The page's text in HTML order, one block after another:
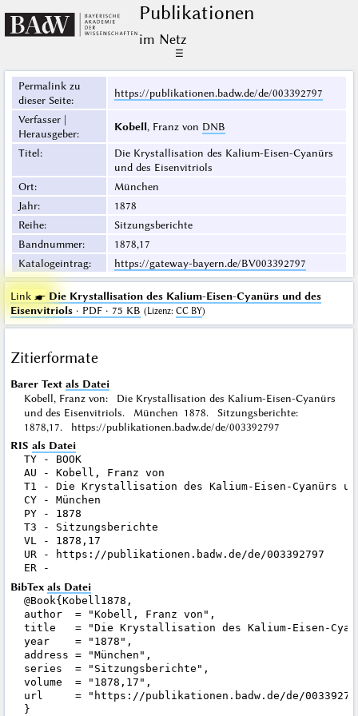
Publikationen
im Netz
☰
Permalink zu
dieser Seite:
https://publikationen.badw.de/de/003392797
Verfasser |
Herausgeber:
Kobell, Franz von DNB
Titel:
Die Krystallisation des Kalium-Eisen-Cyanürs
und des Eisenvitriols
Ort:
München
Jahr:
1878
Reihe:
Sitzungsberichte
Bandnummer:
1878,17
Katalogeintrag: https://gateway-bayern.de/BV003392797
Link ☛ Die Krystallisation des Kalium-Eisen-Cyanürs und des
Eisenvitriols· PDF · 75 KB (Lizenz: CC BY)
Zitierformate
Barer Text als Datei
Kobell, Franz von: Die Krystallisation des Kalium-Eisen-Cyanürs
und des Eisenvitriols. München 1878. Sitzungsberichte:
1878,17. https://publikationen.badw.de/de/003392797
RIS als Datei
TY - BOOK
AU - Kobell, Franz von
T1 - Die Krystallisation des Kalium-Eisen-Cyanürs
CY - München
PY - 1878
T3 - Sitzungsberichte
VL - 1878,17
UR - https://publikationen.badw.de/de/003392797
BibTex als Datei
@Book{Kobell1878,
author  = "Kobell, Franz von",
title   = "Die Krystallisation des Kalium-Eisen-
year    = "1878",
address = "München",
series  = "Sitzungsberichte",
volume  = "1878,17",
url     = "https://publikationen.badw.de/de/